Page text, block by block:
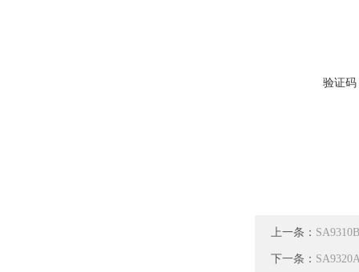
验证码
上一条：
下一条：